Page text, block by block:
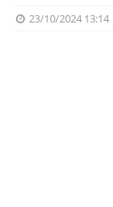
23/10/2024 13:14